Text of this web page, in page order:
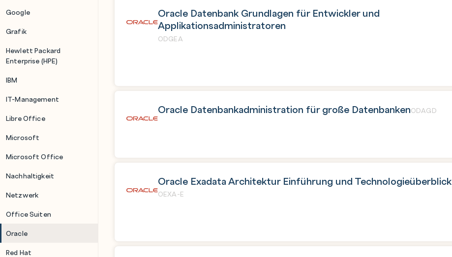
Google
Grafik
Hewlett Packard
Enterprise (HPE)
IBM
IT-Management
Libre Office
Microsoft
Microsoft Office
Nachhaltigkeit
Netzwerk
Office Suiten
Oracle
Red Hat
Oracle Datenbank Grundlagen für Entwickler und
Applikationsadministratoren
ODGEA
Oracle Datenbankadministration für große DatenbankenODAGD
Oracle Exadata Architektur Einführung und Technologieüberblick
OEXA-E